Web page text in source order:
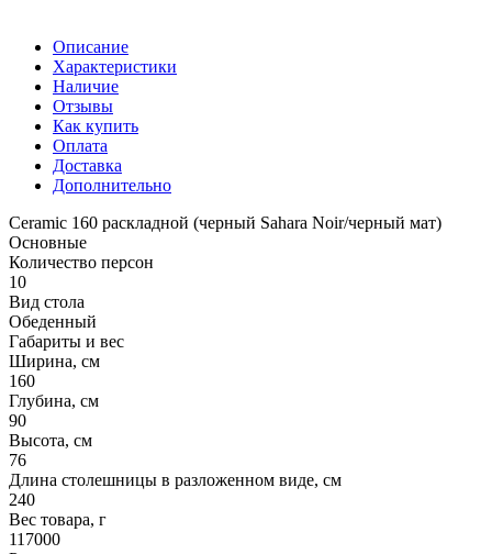
Описание
Характеристики
Наличие
Отзывы
Как купить
Оплата
Доставка
Дополнительно
Ceramic 160 раскладной (черный Sahara Noir/черный мат)
Основные
Количество персон
10
Вид стола
Обеденный
Габариты и вес
Ширина, см
160
Глубина, см
90
Высота, см
76
Длина столешницы в разложенном виде, см
240
Вес товара, г
117000